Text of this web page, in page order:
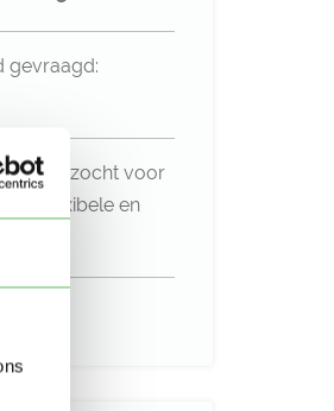
gevraagd:
gezocht voor
op flexibele en